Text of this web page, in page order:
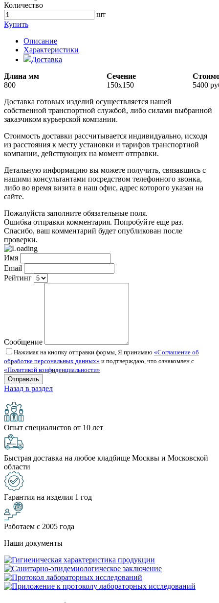
Количество
шт
Купить
Описание
Характеристики
Доставка
Длина мм
Сечение
800
150х150
5400
Доставка готовых изделий осуществляется нашей
собственной транспортной службой, либо силами выбранной
заказчиком курьерской компании.
Стоимость доставки рассчитывается индивидуально, исходя
из расстояния к месту установки и тарифов транспортной
компании, действующих на момент отправки.
Детальную информацию вы можете получить, связавшись с
нашими консультантами посредством телефонного звонка,
либо во время визита в наш офис, адрес которого указан на
сайте.
Пожалуйста заполните обязательные поля.
Ошибка отправки комментария. Попробуйте еще раз.
Спасибо, ваш комментарий будет опубликован после
проверки.
Имя
Email
Рейтинг
Сообщение
Нажимая на кнопку отправки формы, Я принимаю «Соглашение об
обработке персональных данных» и подтверждаю, что ознакомлен с
«Политикой конфиденциальности»
Назад в раздел
Опыт специалистов от 10 лет
Быстрая доставка на любое кладбище Москвы и Московской
области
Гарантия на изделия 1 год
Работаем с 2005 года
Наши документы